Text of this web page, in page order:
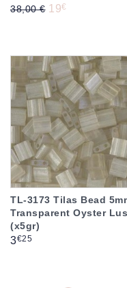
Prix de base
38,00 € Prix
19€
TL-3173 Tilas Bead
Transparent Oyster
(x5gr)
Prix
3€25